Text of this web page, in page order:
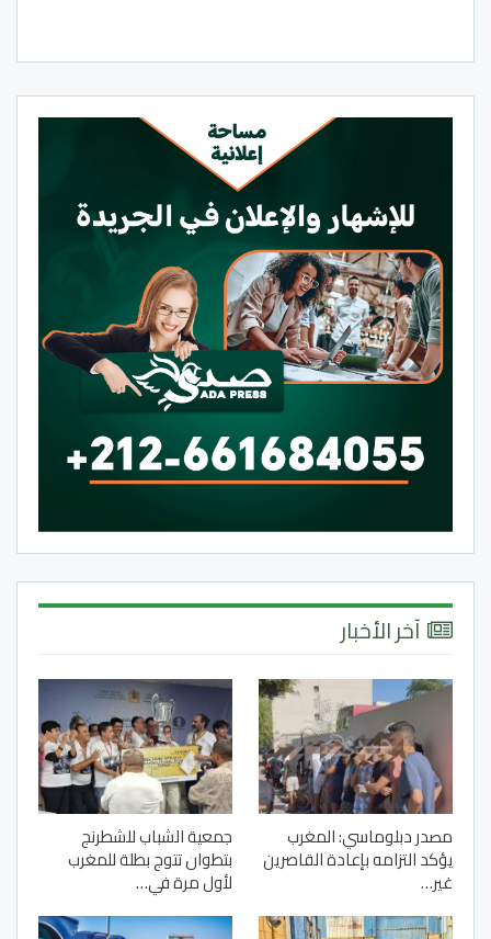
آخر الأخبار
مصدر دبلوماسي: المغرب
يؤكد التزامه بإعادة القاصرين
غير…
جمعية الشباب للشطرنج
بتطوان تتوج بطلة للمغرب
لأول مرة في…